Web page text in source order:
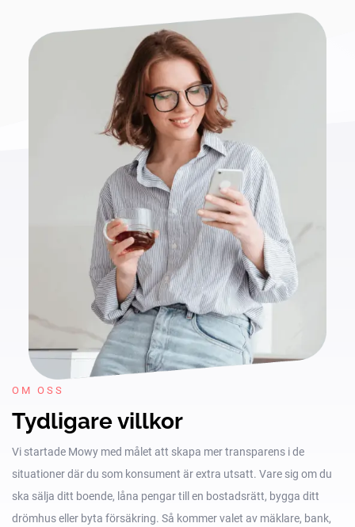
OM OSS
Tydligare villkor
Vi startade Mowy med målet att skapa mer transparens i de
situationer där du som konsument är extra utsatt. Vare sig om du
ska sälja ditt boende, låna pengar till en bostadsrätt, bygga ditt
drömhus eller byta försäkring. Så kommer valet av mäklare, bank,